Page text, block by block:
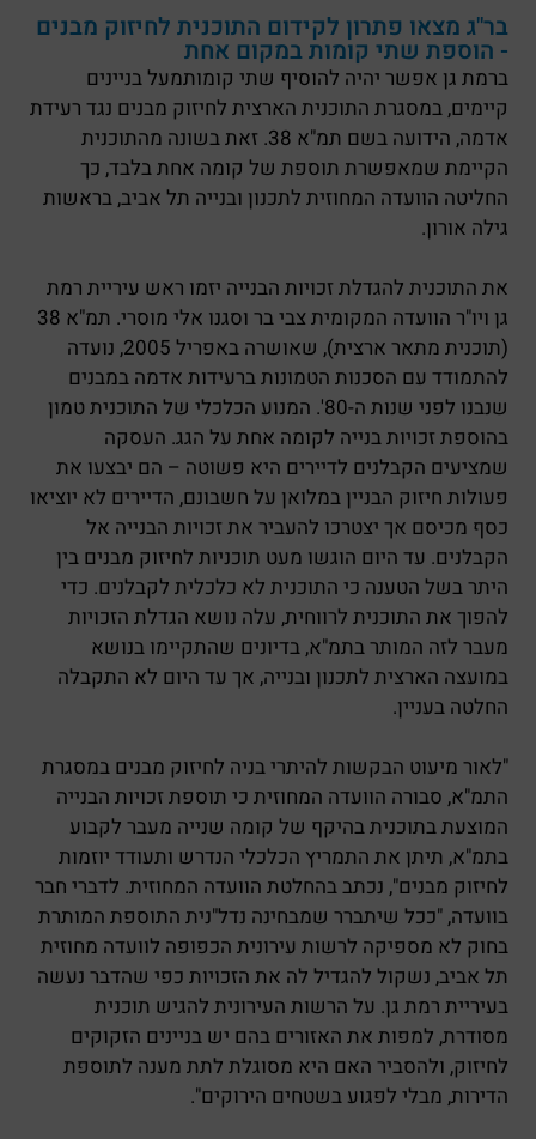
בר"ג מצאו פתרון לקידום התוכנית לחיזוק מבנים
- הוספת שתי קומות במקום אחת
ברמת גן אפשר יהיה להוסיף שתי קומותמעל בניינים
קיימים, במסגרת התוכנית הארצית לחיזוק מבנים נגד רעידת
אדמה, הידועה בשם תמ"א 38. זאת בשונה מהתוכנית
הקיימת שמאפשרת תוספת של קומה אחת בלבד, כך
החליטה הוועדה המחוזית לתכנון ובנייה תל אביב, בראשות
גילה אורון.
את התוכנית להגדלת זכויות הבנייה יזמו ראש עיריית רמת
גן ויו"ר הוועדה המקומית צבי בר וסגנו אלי מוסרי. תמ"א 38
(תוכנית מתאר ארצית), שאושרה באפריל 2005, נועדה
להתמודד עם הסכנות הטמונות ברעידות אדמה במבנים
שנבנו לפני שנות ה-80'. המנוע הכלכלי של התוכנית טמון
בהוספת זכויות בנייה לקומה אחת על הגג. העסקה
שמציעים הקבלנים לדיירים היא פשוטה – הם יבצעו את
פעולות חיזוק הבניין במלואן על חשבונם, הדיירים לא יוציאו
כסף מכיסם אך יצטרכו להעביר את זכויות הבנייה אל
הקבלנים. עד היום הוגשו מעט תוכניות לחיזוק מבנים בין
היתר בשל הטענה כי התוכנית לא כלכלית לקבלנים. כדי
להפוך את התוכנית לרווחית, עלה נושא הגדלת הזכויות
מעבר לזה המותר בתמ"א, בדיונים שהתקיימו בנושא
במועצה הארצית לתכנון ובנייה, אך עד היום לא התקבלה
החלטה בעניין.
"לאור מיעוט הבקשות להיתרי בניה לחיזוק מבנים במסגרת
התמ"א, סבורה הוועדה המחוזית כי תוספת זכויות הבנייה
המוצעת בתוכנית בהיקף של קומה שנייה מעבר לקבוע
בתמ"א, תיתן את התמריץ הכלכלי הנדרש ותעודד יוזמות
לחיזוק מבנים", נכתב בהחלטת הוועדה המחוזית. לדברי חבר
בוועדה, "ככל שיתברר שמבחינה נדל"נית התוספת המותרת
בחוק לא מספיקה לרשות עירונית הכפופה לוועדה מחוזית
תל אביב, נשקול להגדיל לה את הזכויות כפי שהדבר נעשה
בעיריית רמת גן. על הרשות העירונית להגיש תוכנית
מסודרת, למפות את האזורים בהם יש בניינים הזקוקים
לחיזוק, ולהסביר האם היא מסוגלת לתת מענה לתוספת
הדירות, מבלי לפגוע בשטחים הירוקים".